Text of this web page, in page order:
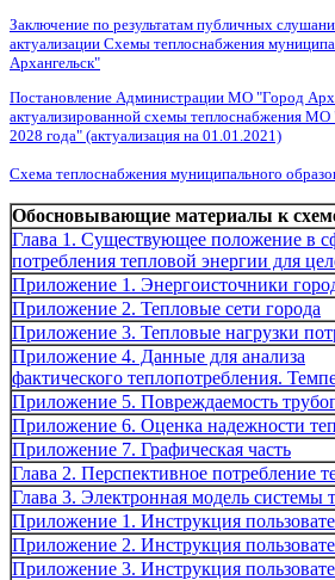
Заключение по результатам публичных
актуализации Схемы теплоснабжения
Архангельск"
Постановление Администрации МО "Город
актуализированной схемы теплоснабжения МО
2028 года" (актуализация на 01.01.2021)
Схема теплоснабжения муниципального
Обосновывающие материалы к
Глава 1. Существующее положение в
потребления тепловой энергии для
Приложение 1. Энергоисточники
Приложение 2. Тепловые сети города
Приложение 3. Тепловые нагрузки
Приложение 4. Данные для анализа
фактического теплопотребления.
Приложение 5. Повреждаемость
Приложение 6. Оценка надежности
Приложение 7. Графическая часть
Глава 2. Перспективное потребление
Глава 3. Электронная модель системы
Приложение 1. Инструкция
Приложение 2. Инструкция
Приложение 3. Инструкция